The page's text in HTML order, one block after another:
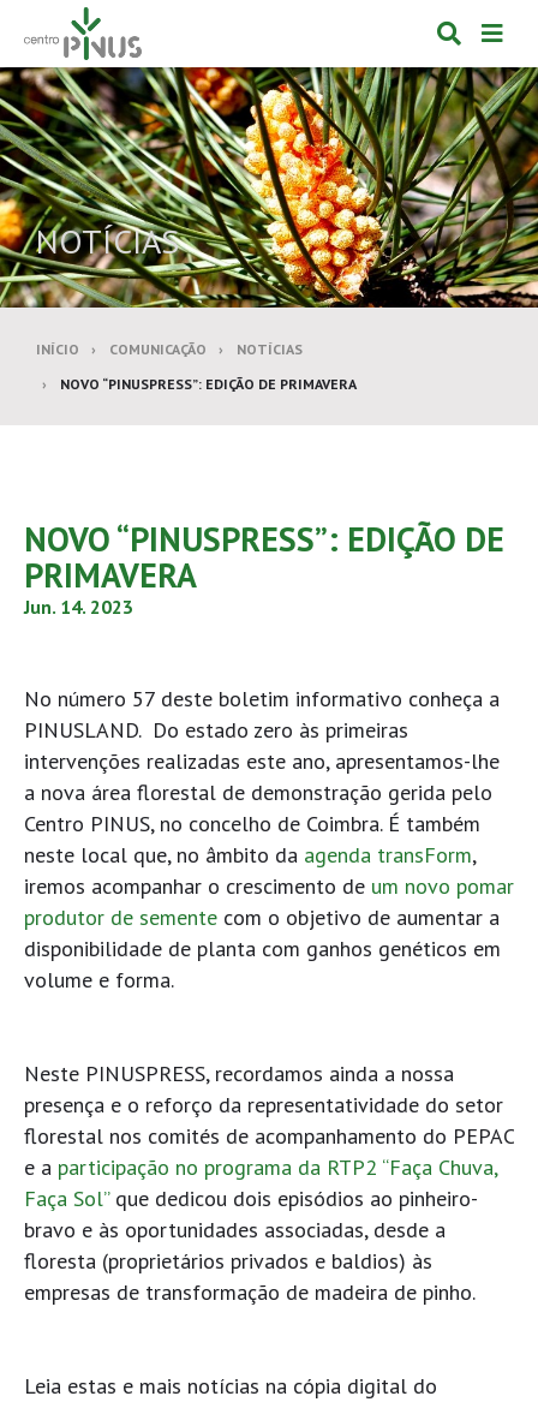
Alternar
de
de
NOTÍCIAS
INÍCIO COMUNICAÇÃO
NOTÍCIAS
NOVO “PINUSPRESS”: EDIÇÃO DE PRIMAVERA
NOVO “PINUSPRESS”: EDIÇÃO DE
PRIMAVERA
Jun. 14. 2023
No número 57 deste boletim informativo conheça a
PINUSLAND. Do estado zero às primeiras
intervenções realizadas este ano, apresentamos-lhe
a nova área florestal de demonstração gerida pelo
Centro PINUS, no concelho de Coimbra. É também
neste local que, no âmbito da agenda transForm,
iremos acompanhar o crescimento de um novo pomar
produtor de semente com o objetivo de aumentar a
disponibilidade de planta com ganhos genéticos em
volume e forma.
Neste PINUSPRESS, recordamos ainda a nossa
presença e o reforço da representatividade do setor
florestal nos comités de acompanhamento do PEPAC
e a participação no programa da RTP2 “Faça Chuva,
Faça Sol”que dedicou dois episódios ao pinheiro-
bravo e às oportunidades associadas, desde a
floresta (proprietários privados e baldios) às
empresas de transformação de madeira de pinho.
Leia estas e mais notícias na cópia digital do